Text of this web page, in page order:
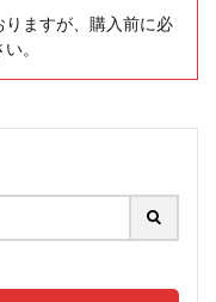
ますが、購入前に必
。